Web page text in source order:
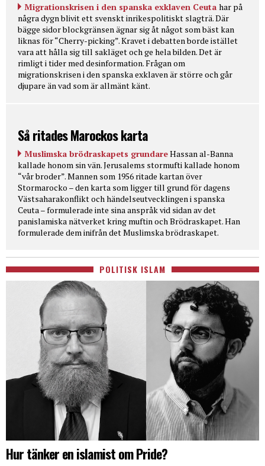
Migrationskrisen i den spanska exklaven Ceuta har på
några dygn blivit ett svenskt inrikespolitiskt slagträ. Där
bägge sidor blockgränsen ägnar sig åt något som bäst kan
liknas för “Cherry-picking”. Kravet i debatten borde istället
vara att hålla sig till sakläget och ge hela bilden. Det är
rimligt i tider med desinformation. Frågan om
migrationskrisen i den spanska exklaven är större och går
djupare än vad som är allmänt känt.
Så ritades Marockos karta
Muslimska brödraskapets grundareHassan al-Banna
kallade honom sin vän. Jerusalems stormufti kallade honom
“vår broder”. Mannen som 1956 ritade kartan över
Stormarocko – den karta som ligger till grund för dagens
Västsaharakonflikt och händelseutvecklingen i spanska
Ceuta – formulerade inte sina anspråk vid sidan av det
panislamiska nätverket kring muftin och Brödraskapet. Han
formulerade dem inifrån det Muslimska brödraskapet.
POLITISK ISLAM
Hur tänker en islamist om Pride?